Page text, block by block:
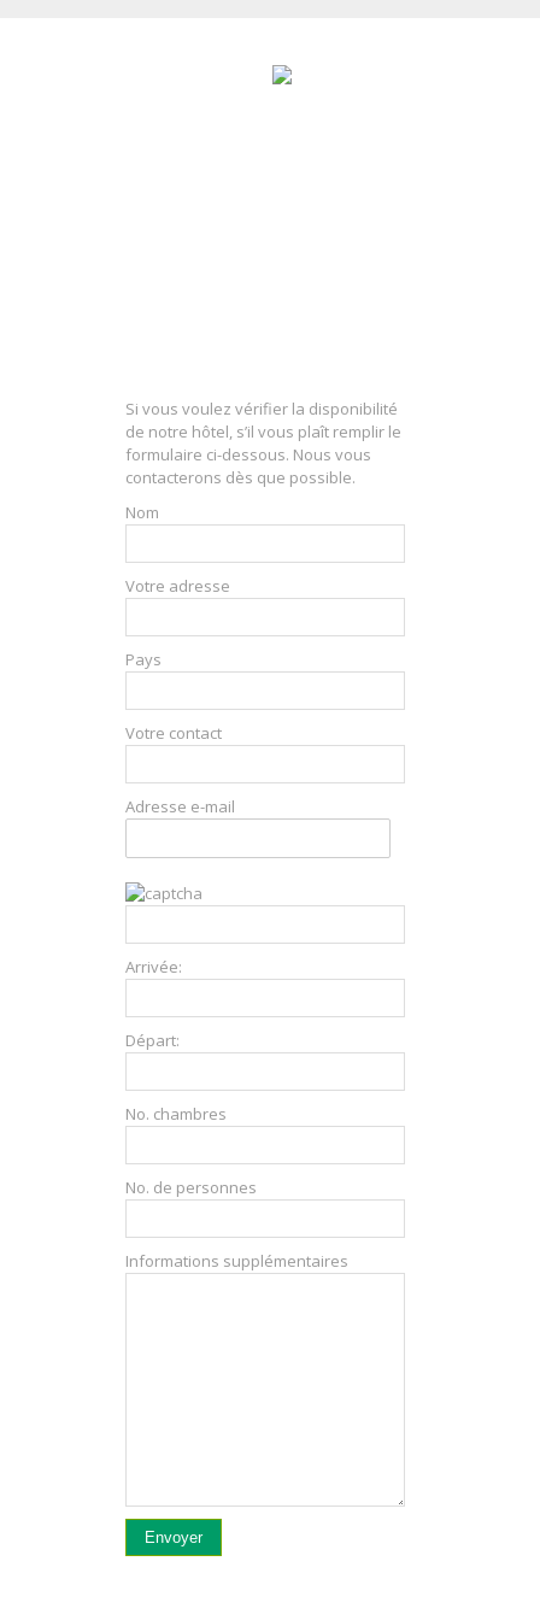
Si vous voulez vérifier la disponibilité
de notre hôtel, s’il vous plaît remplir le
formulaire ci-dessous. Nous vous
contacterons dès que possible.
Nom
Votre adresse
Pays
Votre contact
Adresse e-mail
Arrivée:
Départ:
No. chambres
No. de personnes
Informations supplémentaires